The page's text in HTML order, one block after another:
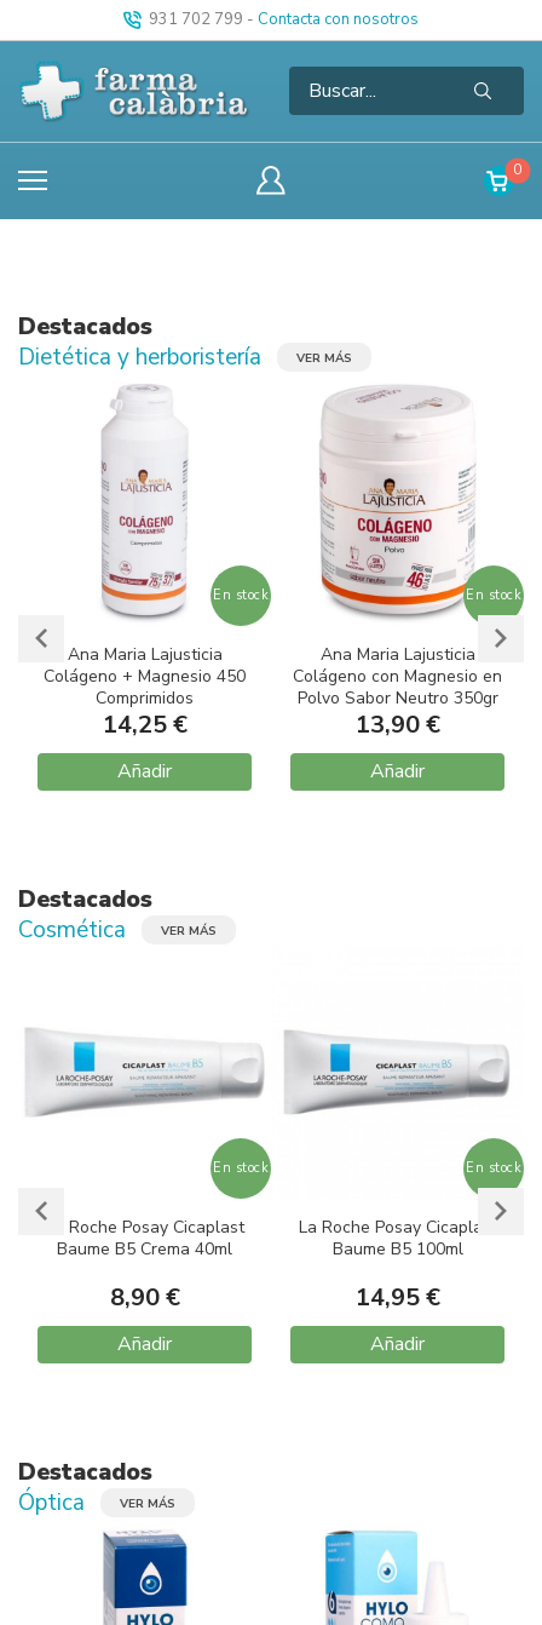
931 702 799 - Contacta con nosotros
0
Destacados
Dietética y herboristería
VER MÁS
En stock
Ana Maria Lajusticia
Colágeno + Magnesio 450
Comprimidos
14,25 €
Añadir
En stock
Ana Maria Lajusticia
Colágeno con Magnesio en
Polvo Sabor Neutro 350gr
13,90 €
Añadir
10
Destacados
Cosmética
VER MÁS
En stock
La Roche Posay Cicaplast
Baume B5 Crema 40ml
8,90 €
Añadir
En stock
La Roche Posay Cicaplast
Baume B5 100ml
14,95 €
Añadir
10
Destacados
Óptica
VER MÁS